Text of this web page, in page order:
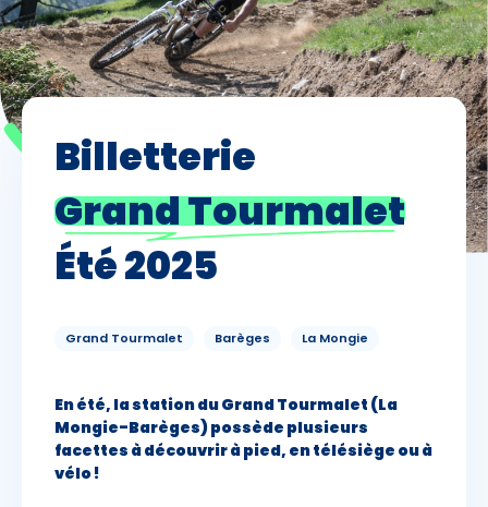
Skieurs
Adultes - +
Enfants
- de 17 ans -
Etudiants - +
Billetterie
Grand Tourmalet
Été 2025
Grand Tourmalet Barèges La Mongie
En été, la station du Grand Tourmalet (La
Mongie-Barèges) possède plusieurs
facettes à découvrir à pied, en télésiège ou à
vélo !